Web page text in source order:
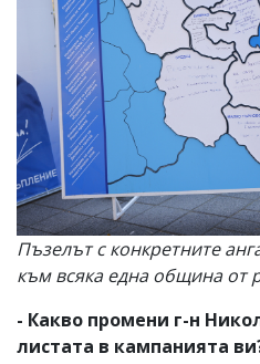
Пъзелът с конкретните
към всяка една община от
- Какво промени г-н
листата в кампанията